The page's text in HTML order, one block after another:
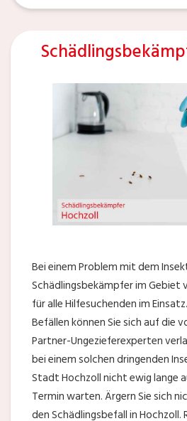
Bei einem Problem mit dem
Schädlingsbekämpfer im Gebiet
für alle Hilfesuchenden im
Befällen können Sie sich auf die
Partner-Ungezieferexperten
bei einem solchen dringenden
Stadt Hochzoll nicht ewig lange
Termin warten. Ärgern Sie sich
den Schädlingsbefall in Hochzoll.